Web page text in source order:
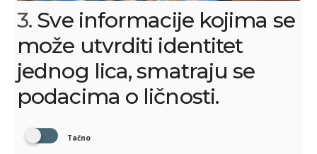
3. Sve informacije kojima se
može utvrditi identitet
jednog lica, smatraju se
podacima o ličnosti.
Tačno